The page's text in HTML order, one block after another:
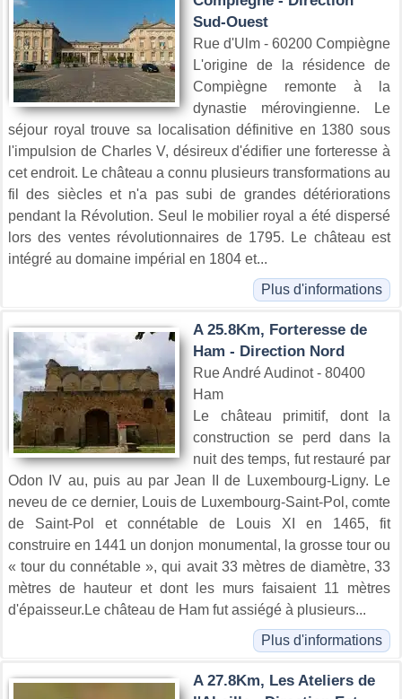
Sud-Ouest
Rue d'Ulm - 60200 Compiègne
L'origine de la résidence de
Compiègne remonte à la
dynastie mérovingienne. Le
séjour royal trouve sa localisation définitive en 1380 sous
l'impulsion de Charles V, désireux d'édifier une forteresse à
cet endroit. Le château a connu plusieurs transformations au
fil des siècles et n'a pas subi de grandes détériorations
pendant la Révolution. Seul le mobilier royal a été dispersé
lors des ventes révolutionnaires de 1795. Le château est
intégré au domaine impérial en 1804 et...
Plus d'informations
A 25.8Km, Forteresse de
Ham - Direction Nord
Rue André Audinot - 80400
Ham
Le château primitif, dont la
construction se perd dans la
nuit des temps, fut restauré par
Odon IV au, puis au par Jean II de Luxembourg-Ligny. Le
neveu de ce dernier, Louis de Luxembourg-Saint-Pol, comte
de Saint-Pol et connétable de Louis XI en 1465, fit
construire en 1441 un donjon monumental, la grosse tour ou
« tour du connétable », qui avait 33 mètres de diamètre, 33
mètres de hauteur et dont les murs faisaient 11 mètres
d'épaisseur.Le château de Ham fut assiégé à plusieurs...
Plus d'informations
A 27.8Km, Les Ateliers de